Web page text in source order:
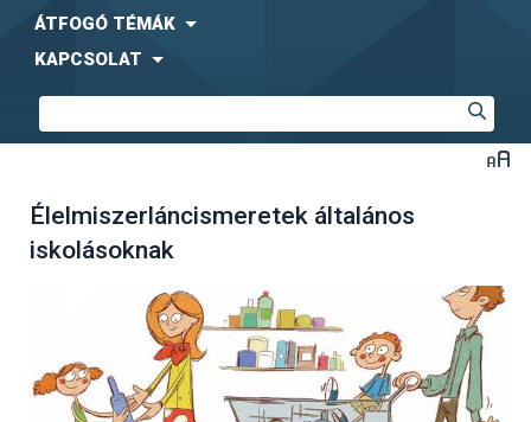
ÁTFOGÓ TÉMÁK
KAPCSOLAT
Élelmiszerláncismeretek általános
iskolásoknak